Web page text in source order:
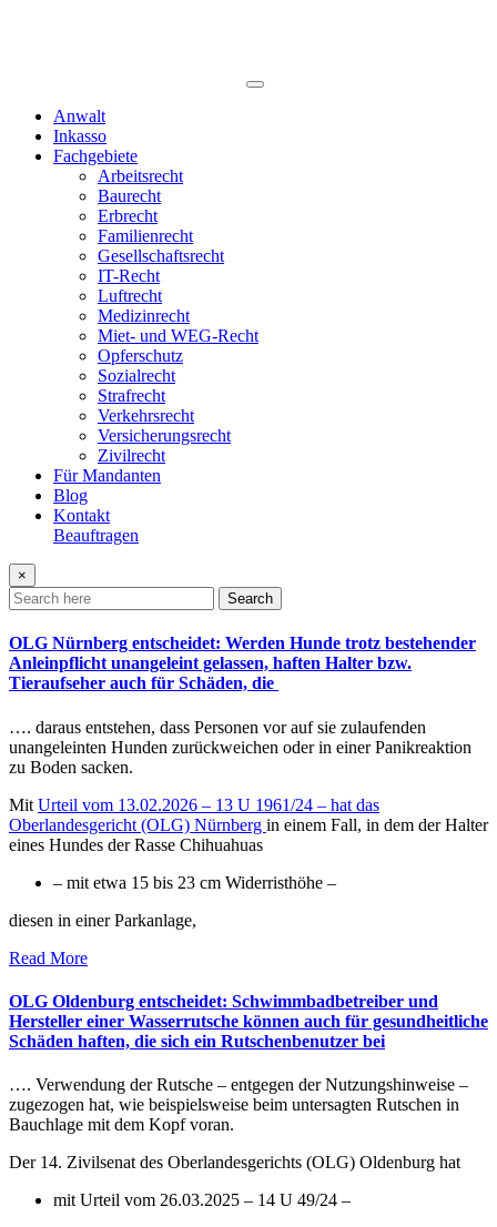
Anwalt
Inkasso
Fachgebiete
Arbeitsrecht
Baurecht
Erbrecht
Familienrecht
Gesellschaftsrecht
IT-Recht
Luftrecht
Medizinrecht
Miet- und WEG-Recht
Opferschutz
Sozialrecht
Strafrecht
Verkehrsrecht
Versicherungsrecht
Zivilrecht
Für Mandanten
Blog
Kontakt
Beauftragen
×
Search
OLG Nürnberg entscheidet: Werden Hunde trotz bestehender
Anleinpflicht unangeleint gelassen, haften Halter bzw.
Tieraufseher auch für Schäden, die
…. daraus entstehen, dass Personen vor auf sie zulaufenden
unangeleinten Hunden zurückweichen oder in einer Panikreaktion
zu Boden sacken.
Mit Urteil vom 13.02.2026 – 13 U 1961/24 – hat das
Oberlandesgericht (OLG) Nürnberg in einem Fall, in dem der Halter
eines Hundes der Rasse Chihuahuas
– mit etwa 15 bis 23 cm Widerristhöhe –
diesen in einer Parkanlage,
Read More
OLG Oldenburg entscheidet: Schwimmbadbetreiber und
Hersteller einer Wasserrutsche können auch für gesundheitliche
Schäden haften, die sich ein Rutschenbenutzer bei
…. Verwendung der Rutsche – entgegen der Nutzungshinweise –
zugezogen hat, wie beispielsweise beim untersagten Rutschen in
Bauchlage mit dem Kopf voran.
Der 14. Zivilsenat des Oberlandesgerichts (OLG) Oldenburg hat
mit Urteil vom 26.03.2025 – 14 U 49/24 –